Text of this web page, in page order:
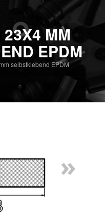
MM
EPDM
selbstklebend EPDM
»